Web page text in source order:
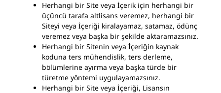
Herhangi bir Site veya İçerik için herhangi bir
üçüncü tarafa altlisans veremez, herhangi bir
Siteyi veya İçeriği kiralayamaz, satamaz, ödünç
veremez veya başka bir şekilde aktaramazsınız.
Herhangi bir Sitenin veya İçeriğin kaynak
koduna ters mühendislik, ters derleme,
bölümlerine ayırma veya başka türde bir
türetme yöntemi uygulayamazsınız.
Herhangi bir Site veya İçeriği, Lisansın